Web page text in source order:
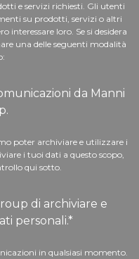
e servizi richiesti. Gli utenti
su prodotti, servizi o altri
loro. Se si desidera
una delle seguenti modalità
da Manni
poter archiviare e utilizzare i
i tuoi dati a questo scopo,
qui sotto.
di archiviare e
personali.*
in qualsiasi momento.